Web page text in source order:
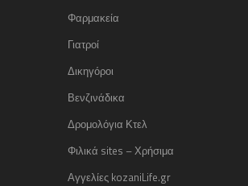
Φαρμακεία
Γιατροί
Δικηγόροι
Βενζινάδικα
Δρομολόγια Κτελ
Φιλικά sites – Χρήσιμα
Αγγελίες kozaniLife.gr